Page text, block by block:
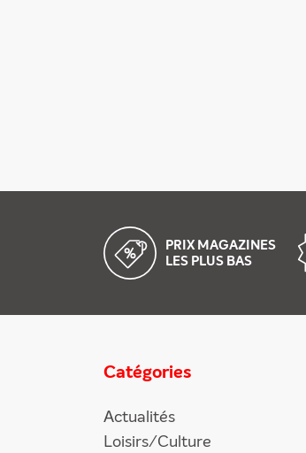
PRIX MAGAZINES
LES PLUS BAS
Catégories
Actualités
Loisirs/Culture